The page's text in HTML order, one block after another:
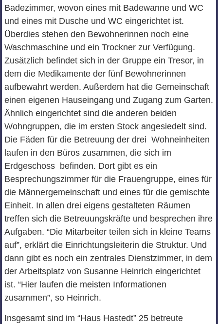
Badezimmer, wovon eines mit Badewanne und WC
und eines mit Dusche und WC eingerichtet ist.
Überdies stehen den Bewohnerinnen noch eine
Waschmaschine und ein Trockner zur Verfügung.
Zusätzlich befindet sich in der Gruppe ein Tresor, in
dem die Medikamente der fünf Bewohnerinnen
aufbewahrt werden. Außerdem hat die Gemeinschaft
einen eigenen Hauseingang und Zugang zum Garten.
Ähnlich eingerichtet sind die anderen beiden
Wohngruppen, die im ersten Stock angesiedelt sind.
Die Fäden für die Betreuung der drei Wohneinheiten
laufen in den Büros zusammen, die sich im
Erdgeschoss befinden. Dort gibt es ein
Besprechungszimmer für die Frauengruppe, eines für
die Männergemeinschaft und eines für die gemischte
Einheit. In allen drei eigens gestalteten Räumen
treffen sich die Betreuungskräfte und besprechen ihre
Aufgaben. “Die Mitarbeiter teilen sich in kleine Teams
auf”, erklärt die Einrichtungsleiterin die Struktur. Und
dann gibt es noch ein zentrales Dienstzimmer, in dem
der Arbeitsplatz von Susanne Heinrich eingerichtet
ist. “Hier laufen die meisten Informationen
zusammen”, so Heinrich.
Insgesamt sind im “Haus Hastedt” 25 betreute